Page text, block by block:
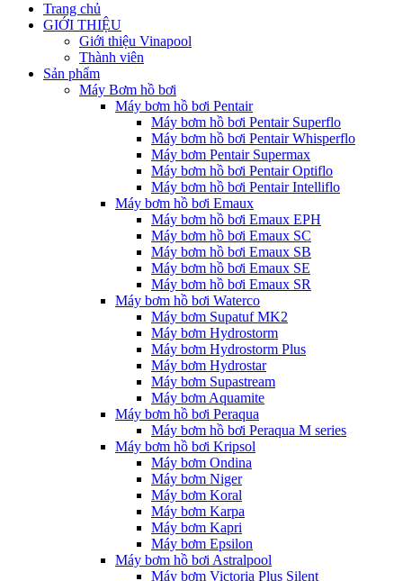
Trang chủ
GIỚI THIỆU
Giới thiệu Vinapool
Thành viên
Sản phẩm
Máy Bơm hồ bơi
Máy bơm hồ bơi Pentair
Máy bơm hồ bơi Pentair Superflo
Máy bơm hồ bơi Pentair Whisperflo
Máy bơm Pentair Supermax
Máy bơm hồ bơi Pentair Optiflo
Máy bơm hồ bơi Pentair Intelliflo
Máy bơm hồ bơi Emaux
Máy bơm hồ bơi Emaux EPH
Máy bơm hồ bơi Emaux SC
Máy bơm hồ bơi Emaux SB
Máy bơm hồ bơi Emaux SE
Máy bơm hồ bơi Emaux SR
Máy bơm hồ bơi Waterco
Máy bơm Supatuf MK2
Máy bơm Hydrostorm
Máy bơm Hydrostorm Plus
Máy bơm Hydrostar
Máy bơm Supastream
Máy bơm Aquamite
Máy bơm hồ bơi Peraqua
Máy bơm hồ bơi Peraqua M series
Máy bơm hồ bơi Kripsol
Máy bơm Ondina
Máy bơm Niger
Máy bơm Koral
Máy bơm Karpa
Máy bơm Kapri
Máy bơm Epsilon
Máy bơm hồ bơi Astralpool
Máy bơm Victoria Plus Silent